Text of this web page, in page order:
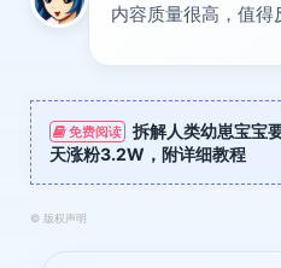
内容质量很高，值得
免费阅读
拆解人类幼崽宝宝
天涨粉3.2W，附详细教程
© 版权声明